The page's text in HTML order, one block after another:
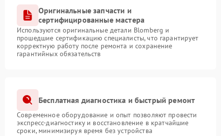
Оригинальные запчасти и
сертифицированные мастера
Используются оригинальные детали Blomberg и
прошедшие сертификацию специалисты, что гарантирует
корректную работу после ремонта и сохранение
гарантийных обязательств
Бесплатная диагностика и быстрый ремонт
Современное оборудование и опыт позволяют провести
экспресс-диагностику и восстановление в кратчайшие
сроки, минимизируя время без устройства